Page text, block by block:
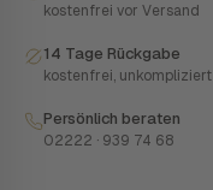
kostenfrei vor Versand
14 Tage Rückgabe
kostenfrei, unkompliziert
Persönlich beraten
02222 · 939 74 68